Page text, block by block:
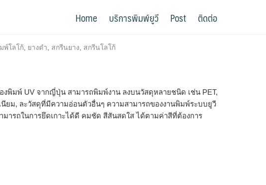
Home บริการพิมพ์ยูวี Post ติดต่อ
พ์โลโก้ ยางดำ สกรีนยาง สกรีนโลโก้
พิมพ์ UV จากญี่ปุ่น สามารถพิมพ์งาน ลงบนวัสดุหลายชนิด เช่น PET,
ยม, ละวัสดุที่มีความอ่อนตัวอื่นๆ ความสามารถของงานพิมพ์ระบบยูวี
รถในการยึดเกาะได้ดี คมชัด สีสันสดใส ได้ตามค่าสีที่ต้องการ